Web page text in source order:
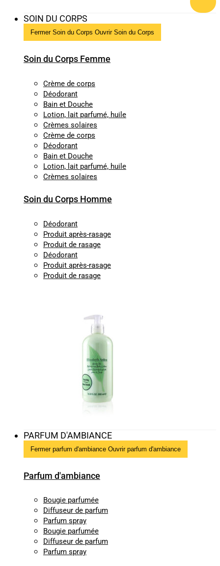
SOIN DU CORPS
Fermer Soin du Corps Ouvrir Soin du Corps
Soin du Corps Femme
Crème de corps
Déodorant
Bain et Douche
Lotion, lait parfumé, huile
Crèmes solaires
Crème de corps
Déodorant
Bain et Douche
Lotion, lait parfumé, huile
Crèmes solaires
Soin du Corps Homme
Déodorant
Produit après-rasage
Produit de rasage
Déodorant
Produit après-rasage
Produit de rasage
PARFUM D'AMBIANCE
Fermer parfum d'ambiance Ouvrir parfum d'ambiance
Parfum d'ambiance
Bougie parfumée
Diffuseur de parfum
Parfum spray
Bougie parfumée
Diffuseur de parfum
Parfum spray